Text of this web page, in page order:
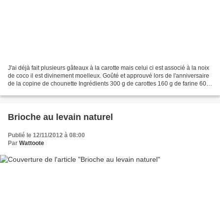
J'ai déjà fait plusieurs gâteaux à la carotte mais celui ci est associé à la noix
de coco il est divinement moelleux. Goûté et approuvé lors de l'anniversaire
de la copine de chounette Ingrédients 300 g de carottes 160 g de farine 60 g
Brioche au levain naturel
Publié le 12/11/2012 à 08:00
Par Wattoote